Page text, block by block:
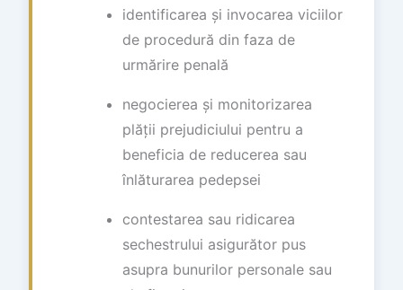
identificarea și invocarea viciilor
de procedură din faza de
urmărire penală
negocierea și monitorizarea
plății prejudiciului pentru a
beneficia de reducerea sau
înlăturarea pedepsei
contestarea sau ridicarea
sechestrului asigurător pus
asupra bunurilor personale sau